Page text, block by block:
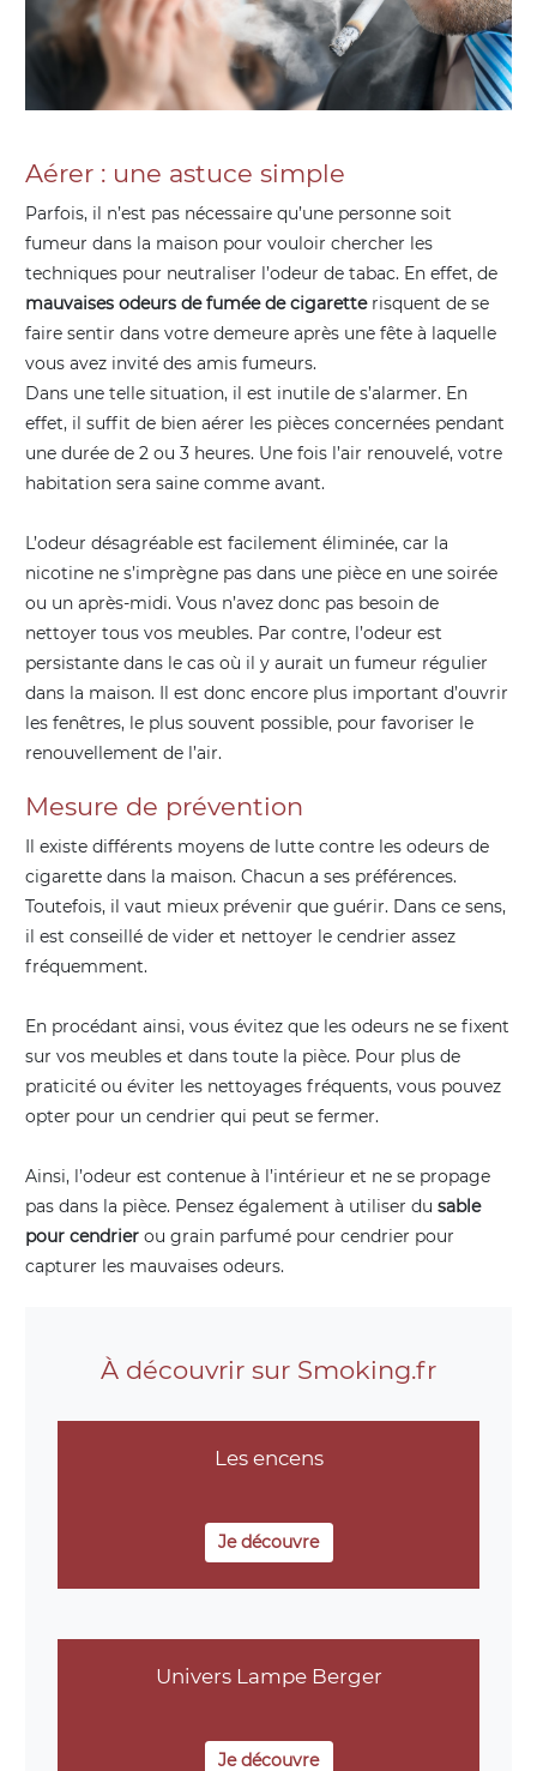
Aérer : une astuce simple
Parfois, il n’est pas nécessaire qu’une personne soit
fumeur dans la maison pour vouloir chercher les
techniques pour neutraliser l’odeur de tabac. En effet, de
mauvaises odeurs de fumée de cigaretterisquent de se
faire sentir dans votre demeure après une fête à laquelle
vous avez invité des amis fumeurs.
Dans une telle situation, il est inutile de s’alarmer. En
effet, il suffit de bien aérer les pièces concernées pendant
une durée de 2 ou 3 heures. Une fois l’air renouvelé, votre
habitation sera saine comme avant.
L’odeur désagréable est facilement éliminée, car la
nicotine ne s’imprègne pas dans une pièce en une soirée
ou un après-midi. Vous n’avez donc pas besoin de
nettoyer tous vos meubles. Par contre, l’odeur est
persistante dans le cas où il y aurait un fumeur régulier
dans la maison. Il est donc encore plus important d’ouvrir
les fenêtres, le plus souvent possible, pour favoriser le
renouvellement de l’air.
Mesure de prévention
Il existe différents moyens de lutte contre les odeurs de
cigarette dans la maison. Chacun a ses préférences.
Toutefois, il vaut mieux prévenir que guérir. Dans ce sens,
il est conseillé de vider et nettoyer le cendrier assez
fréquemment.
En procédant ainsi, vous évitez que les odeurs ne se fixent
sur vos meubles et dans toute la pièce. Pour plus de
praticité ou éviter les nettoyages fréquents, vous pouvez
opter pour un cendrier qui peut se fermer.
Ainsi, l’odeur est contenue à l’intérieur et ne se propage
pas dans la pièce. Pensez également à utiliser du sable
pour cendrier ou grain parfumé pour cendrier pour
capturer les mauvaises odeurs.
À découvrir sur Smoking.fr
Les encens
Je découvre
Univers Lampe Berger
Je découvre